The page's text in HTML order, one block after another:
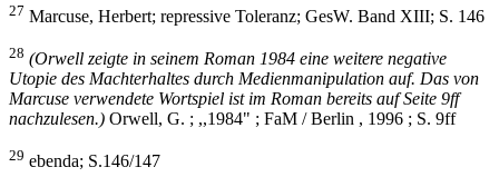
27 Marcuse, Herbert; repressive Toleranz; GesW. Band XIII; S. 146
28 (Orwell zeigte in seinem Roman 1984 eine weitere negative
Utopie des Machterhaltes durch Medienmanipulation auf. Das von
Marcuse verwendete Wortspiel ist im Roman bereits auf Seite 9ff
nachzulesen.) Orwell, G. ; ,,1984" ; FaM / Berlin , 1996 ; S. 9ff
29 ebenda; S.146/147